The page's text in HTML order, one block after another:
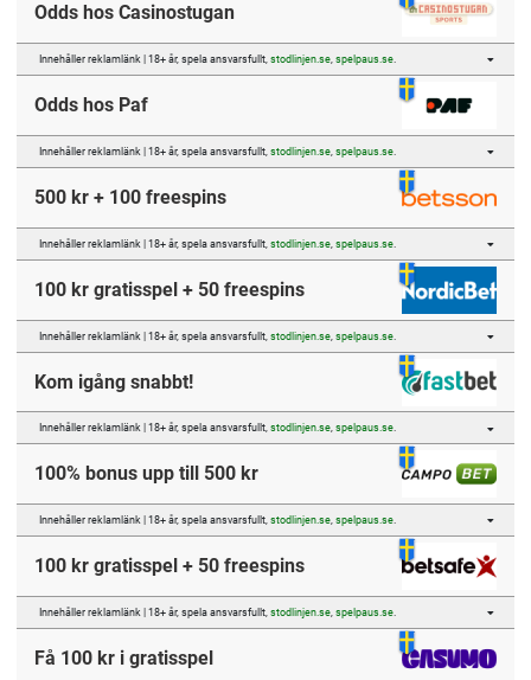
Odds hos Casinostugan
Innehåller reklamlänk | 18+ år, spela ansvarsfullt, stodlinjen.se, spelpaus.se.
Odds hos Paf
Innehåller reklamlänk | 18+ år, spela ansvarsfullt, stodlinjen.se, spelpaus.se.
500 kr + 100 freespins
Innehåller reklamlänk | 18+ år, spela ansvarsfullt, stodlinjen.se, spelpaus.se.
100 kr gratisspel + 50 freespins
Innehåller reklamlänk | 18+ år, spela ansvarsfullt, stodlinjen.se, spelpaus.se.
Kom igång snabbt!
Innehåller reklamlänk | 18+ år, spela ansvarsfullt, stodlinjen.se, spelpaus.se.
100% bonus upp till 500 kr
Innehåller reklamlänk | 18+ år, spela ansvarsfullt, stodlinjen.se, spelpaus.se.
100 kr gratisspel + 50 freespins
Innehåller reklamlänk | 18+ år, spela ansvarsfullt, stodlinjen.se, spelpaus.se.
Få 100 kr i gratisspel